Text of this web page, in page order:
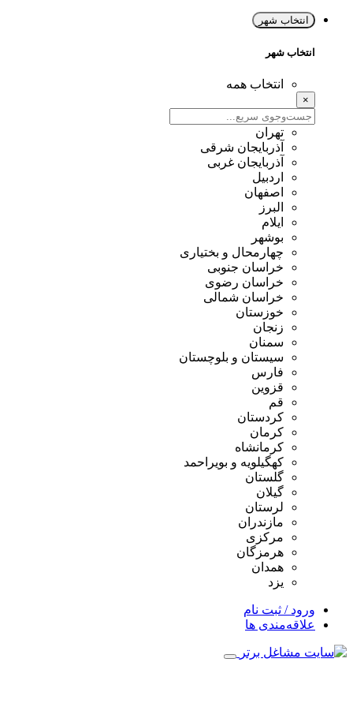
انتخاب شهر
انتخاب شهر
انتخاب همه
تهران
آذربایجان شرقی
آذربایجان غربی
اردبیل
اصفهان
البرز
ایلام
بوشهر
چهارمحال و بختیاری
خراسان جنوبی
خراسان رضوی
خراسان شمالی
خوزستان
زنجان
سمنان
سیستان و بلوچستان
فارس
قزوین
قم
کردستان
کرمان
کرمانشاه
کهگیلویه و بویراحمد
گلستان
گیلان
لرستان
مازندران
مرکزی
هرمزگان
همدان
یزد
ورود / ثبت نام
علاقه‌مندی ها